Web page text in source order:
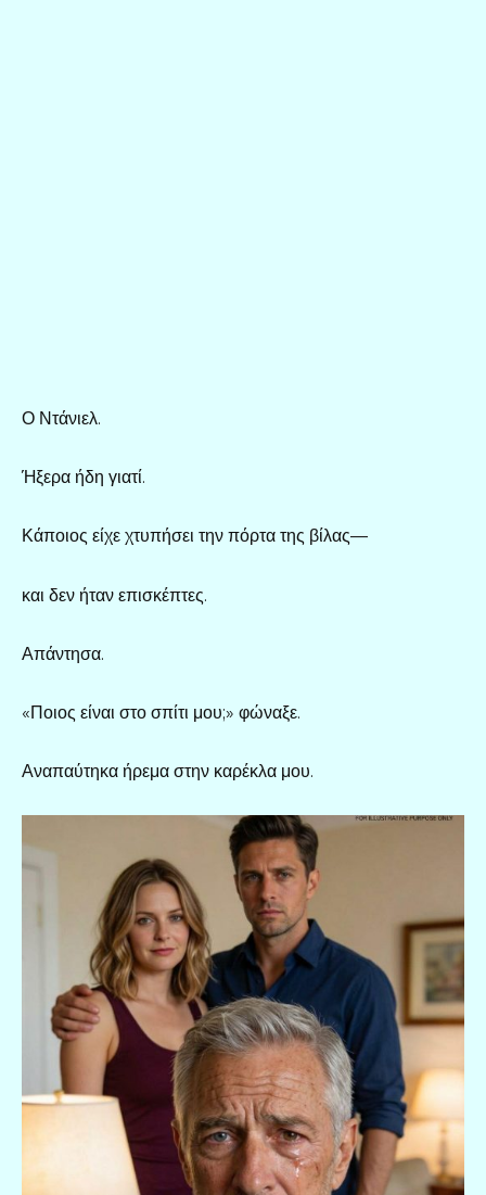
Ο Ντάνιελ.
Ήξερα ήδη γιατί.
Κάποιος είχε χτυπήσει την πόρτα της βίλας—
και δεν ήταν επισκέπτες.
Απάντησα.
«Ποιος είναι στο σπίτι μου;» φώναξε.
Αναπαύτηκα ήρεμα στην καρέκλα μου.